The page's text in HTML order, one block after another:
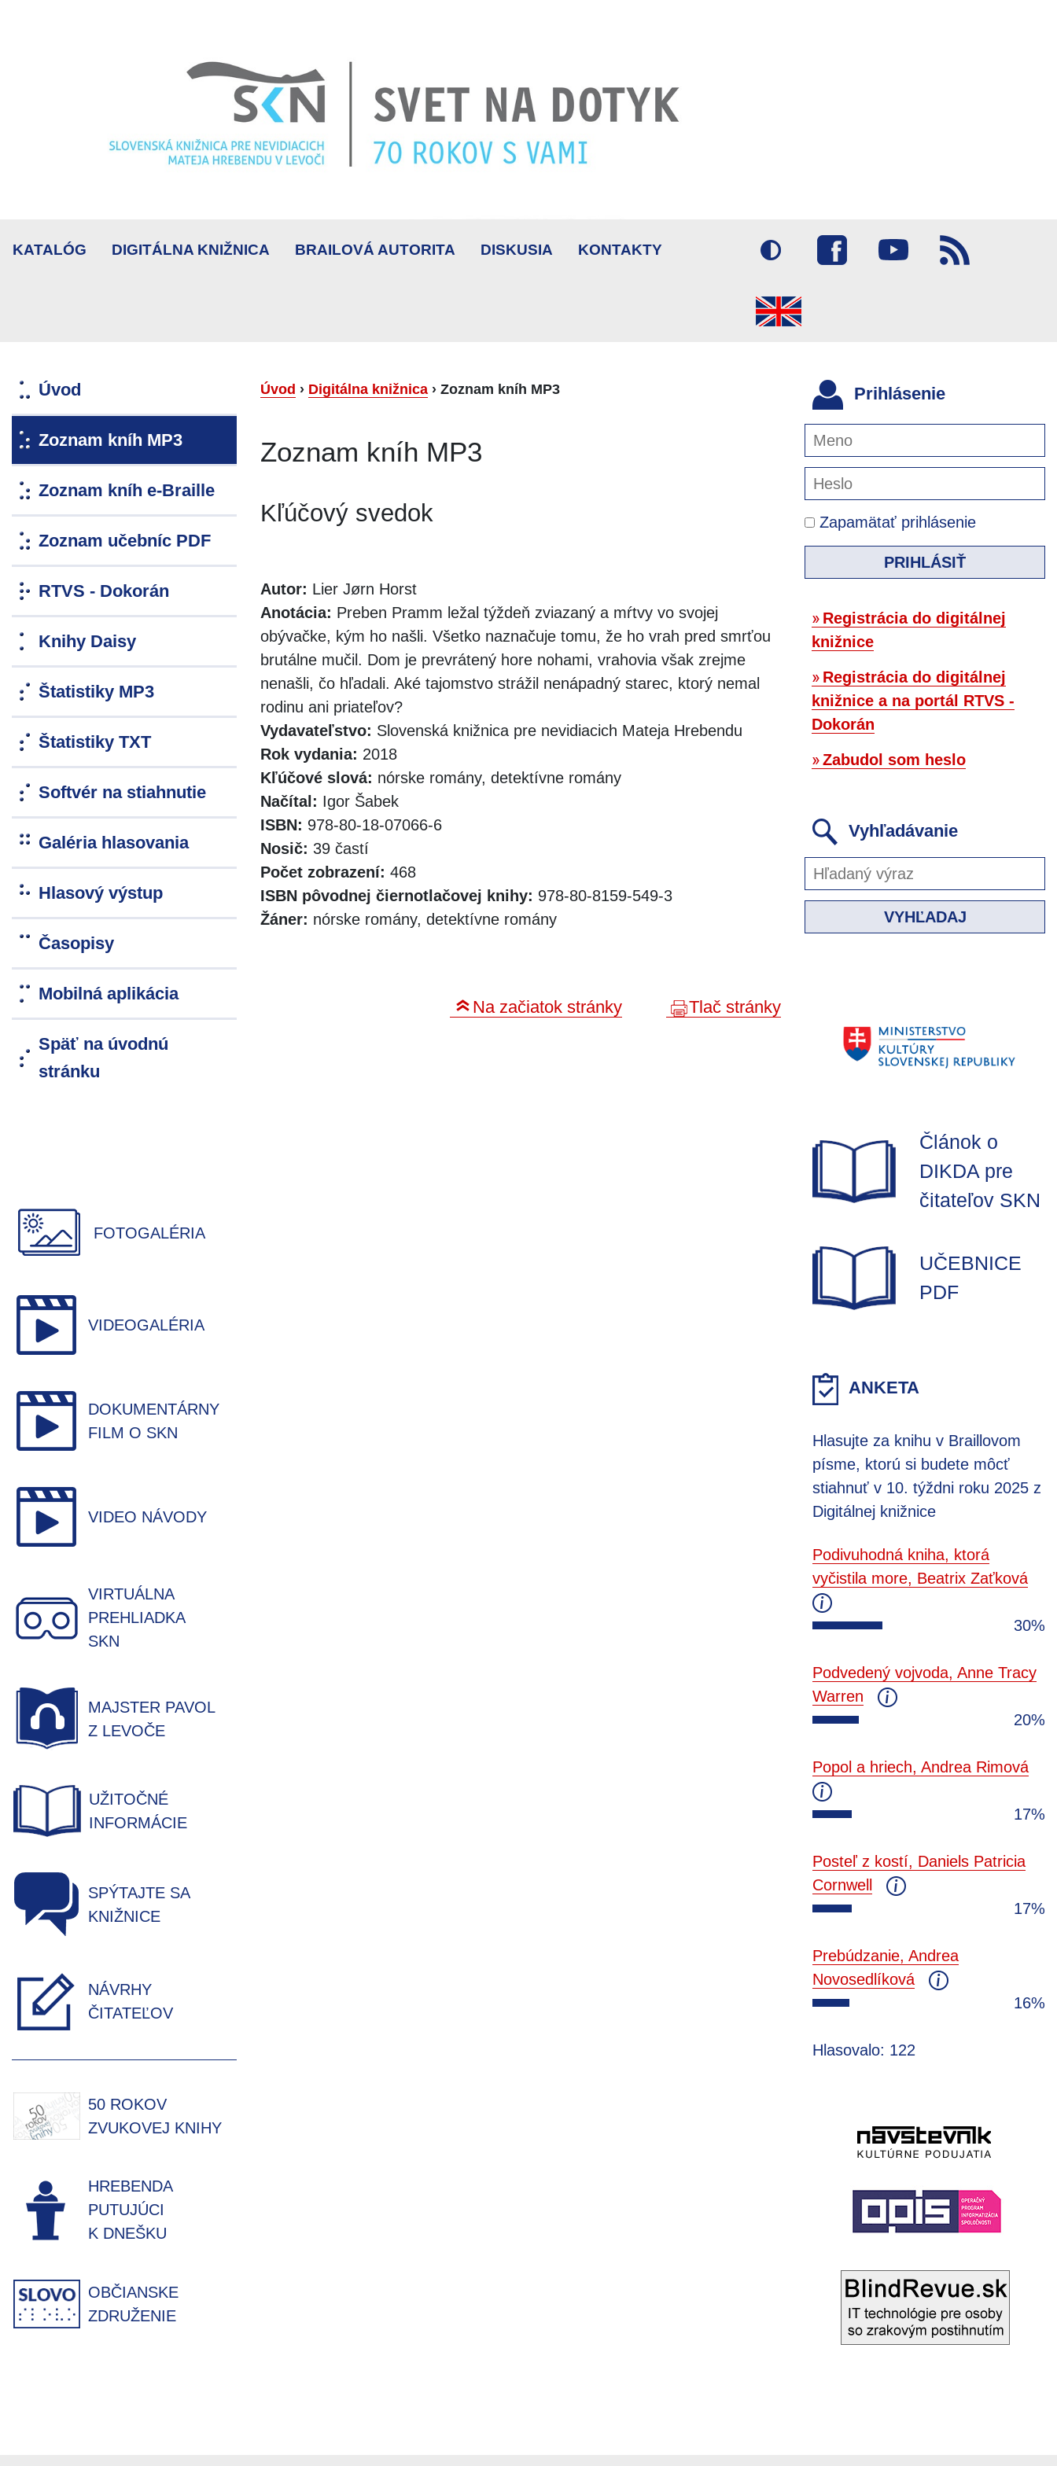
KATALÓG DIGITÁLNA KNIŽNICA BRAILOVÁ AUTORITA DISKUSIA KONTAKTY
Úvod
Zoznam kníh MP3
Zoznam kníh e-Braille
Zoznam učebníc PDF
RTVS - Dokorán
Knihy Daisy
Štatistiky MP3
Štatistiky TXT
Softvér na stiahnutie
Galéria hlasovania
Hlasový výstup
Časopisy
Mobilná aplikácia
Späť na úvodnú
stránku
FOTOGALÉRIA
VIDEOGALÉRIA
DOKUMENTÁRNY
FILM O SKN
VIDEO NÁVODY
VIRTUÁLNA
PREHLIADKA
SKN
MAJSTER PAVOL
Z LEVOČE
UŽITOČNÉ
INFORMÁCIE
SPÝTAJTE SA
KNIŽNICE
NÁVRHY
ČITATEĽOV
50 ROKOV
ZVUKOVEJ KNIHY
HREBENDA
PUTUJÚCI
K DNEŠKU
OBČIANSKE
ZDRUŽENIE
Úvod › Digitálna knižnica › Zoznam kníh MP3
Zoznam kníh MP3
Kľúčový svedok
Autor: Lier Jørn Horst
Anotácia: Preben Pramm ležal týždeň zviazaný a mŕtvy vo svojej
obývačke, kým ho našli. Všetko naznačuje tomu, že ho vrah pred smrťou
brutálne mučil. Dom je prevrátený hore nohami, vrahovia však zrejme
nenašli, čo hľadali. Aké tajomstvo strážil nenápadný starec, ktorý nemal
rodinu ani priateľov?
Vydavateľstvo: Slovenská knižnica pre nevidiacich Mateja Hrebendu
Rok vydania: 2018
Kľúčové slová: nórske romány, detektívne romány
Načítal: Igor Šabek
ISBN: 978-80-18-07066-6
Nosič: 39 častí
Počet zobrazení: 468
ISBN pôvodnej čiernotlačovej knihy: 978-80-8159-549-3
Žáner: nórske romány, detektívne romány
Na začiatok stránky Tlač stránky
Prihlásenie
Zapamätať prihlásenie
PRIHLÁSIŤ
Registrácia do digitálnej
knižnice
Registrácia do digitálnej
knižnice a na portál RTVS -
Dokorán
Zabudol som heslo
Vyhľadávanie
VYHĽADAJ
Článok o
DIKDA pre
čitateľov SKN
UČEBNICE
PDF
ANKETA
Hlasujte za knihu v Braillovom
písme, ktorú si budete môcť
stiahnuť v 10. týždni roku 2025 z
Digitálnej knižnice
Podivuhodná kniha, ktorá
vyčistila more, Beatrix Zaťková
30%
Podvedený vojvoda, Anne Tracy
Warren
20%
Popol a hriech, Andrea Rimová
17%
Posteľ z kostí, Daniels Patricia
Cornwell
17%
Prebúdzanie, Andrea
Novosedlíková
16%
Hlasovalo: 122